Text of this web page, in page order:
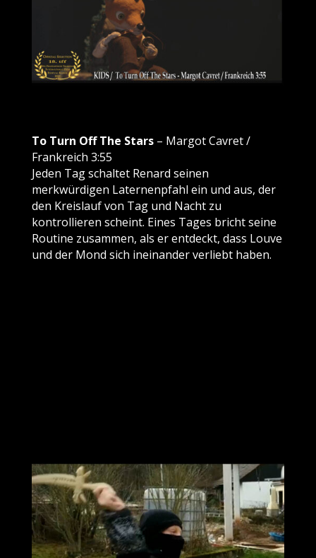
To Turn Off The Stars– Margot Cavret /
Frankreich 3:55
Jeden Tag schaltet Renard seinen
merkwürdigen Laternenpfahl ein und aus, der
den Kreislauf von Tag und Nacht zu
kontrollieren scheint. Eines Tages bricht seine
Routine zusammen, als er entdeckt, dass Louve
und der Mond sich ineinander verliebt haben.